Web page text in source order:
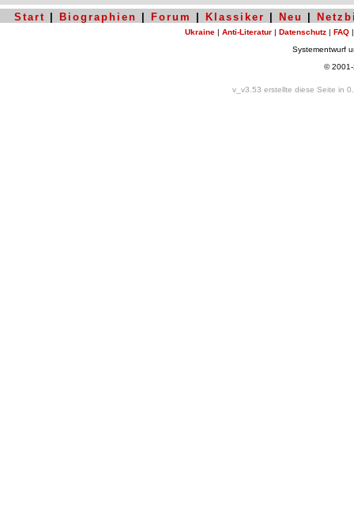
Start Biographien Forum Klassiker Neu
Ukraine | Anti-Literatur | Datenschutz | FAQ
Systementwurf
©
v_v3.53 erstellte diese Seite in